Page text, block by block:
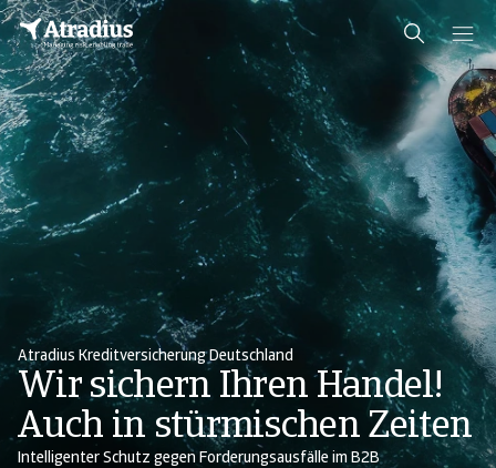
Atradius Kreditversicherung Deutschland
Wir sichern Ihren Handel!
Auch in stürmischen Zeiten
Intelligenter Schutz gegen Forderungsausfälle im B2B